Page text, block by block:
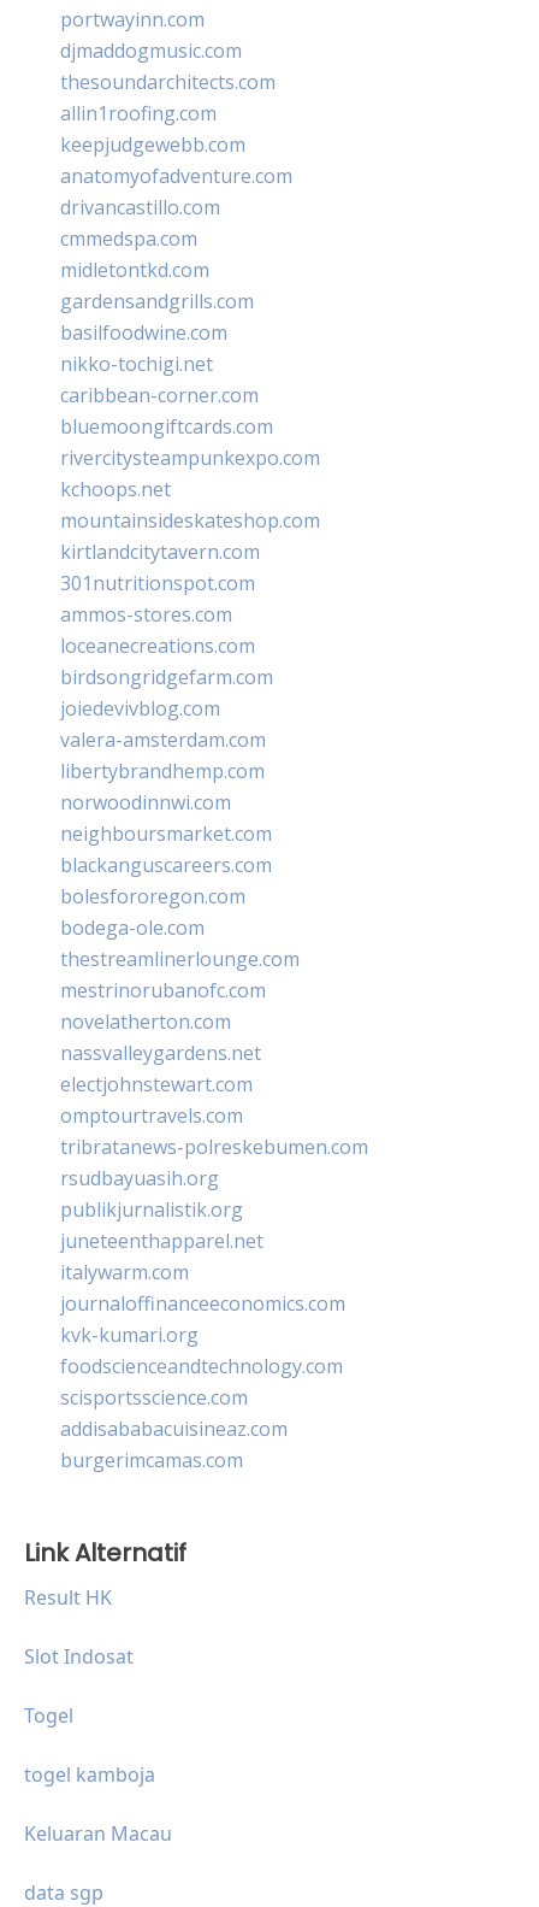
portwayinn.com
djmaddogmusic.com
thesoundarchitects.com
allin1roofing.com
keepjudgewebb.com
anatomyofadventure.com
drivancastillo.com
cmmedspa.com
midletontkd.com
gardensandgrills.com
basilfoodwine.com
nikko-tochigi.net
caribbean-corner.com
bluemoongiftcards.com
rivercitysteampunkexpo.com
kchoops.net
mountainsideskateshop.com
kirtlandcitytavern.com
301nutritionspot.com
ammos-stores.com
loceanecreations.com
birdsongridgefarm.com
joiedevivblog.com
valera-amsterdam.com
libertybrandhemp.com
norwoodinnwi.com
neighboursmarket.com
blackanguscareers.com
bolesfororegon.com
bodega-ole.com
thestreamlinerlounge.com
mestrinorubanofc.com
novelatherton.com
nassvalleygardens.net
electjohnstewart.com
omptourtravels.com
tribratanews-polreskebumen.com
rsudbayuasih.org
publikjurnalistik.org
juneteenthapparel.net
italywarm.com
journaloffinanceeconomics.com
kvk-kumari.org
foodscienceandtechnology.com
scisportsscience.com
addisababacuisineaz.com
burgerimcamas.com
Link Alternatif
Result HK
Slot Indosat
Togel
togel kamboja
Keluaran Macau
data sgp